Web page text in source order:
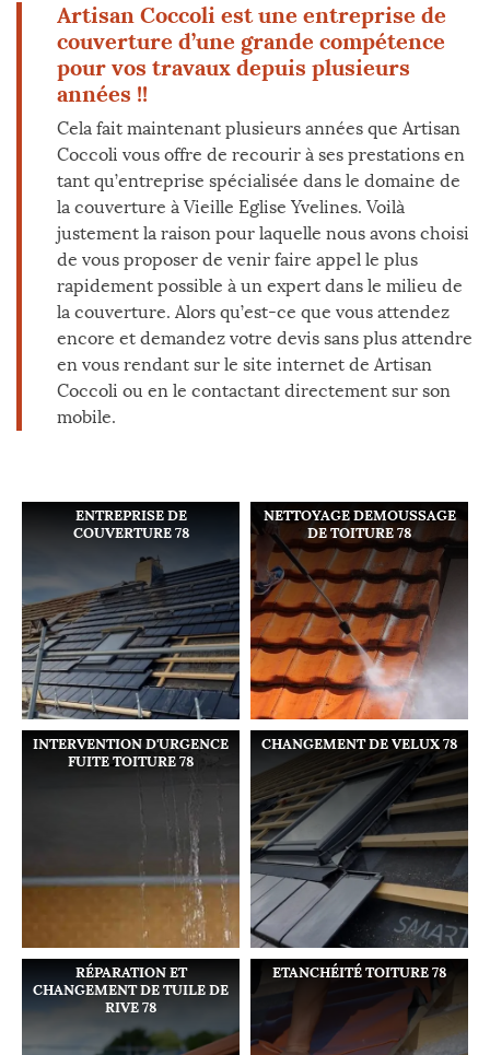
Artisan Coccoli est une entreprise de
couverture d’une grande compétence
pour vos travaux depuis plusieurs
années !!
Cela fait maintenant plusieurs années que Artisan
Coccoli vous offre de recourir à ses prestations en
tant qu’entreprise spécialisée dans le domaine de
la couverture à Vieille Eglise Yvelines. Voilà
justement la raison pour laquelle nous avons choisi
de vous proposer de venir faire appel le plus
rapidement possible à un expert dans le milieu de
la couverture. Alors qu’est-ce que vous attendez
encore et demandez votre devis sans plus attendre
en vous rendant sur le site internet de Artisan
Coccoli ou en le contactant directement sur son
mobile.
ENTREPRISE DE
COUVERTURE 78
NETTOYAGE DEMOUSSAGE
DE TOITURE 78
INTERVENTION D'URGENCE
FUITE TOITURE 78
CHANGEMENT DE VELUX 78
RÉPARATION ET
CHANGEMENT DE TUILE DE
RIVE 78
ETANCHÉITÉ TOITURE 78